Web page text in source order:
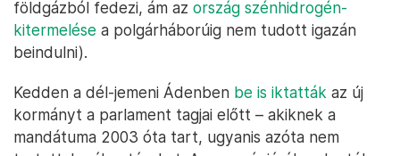
elnöki tanácsban egyaránt helyet kaptak Szaúd-
Arábia és az Egyesült Arab Emírségek vazallusai,
azaz az országban legalább az egyik politikai
legalább átugrani. A kormányváltás a mindennapok
szintjén is érezhető előrelépésnek számít, ugyanis a
két Öböl-ország 3 milliárd dolláros segéllyel olajozta